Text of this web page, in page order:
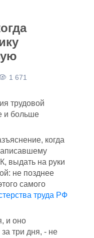
1 671
трудовой
и больше
когда
выдать на руки
не позднее
самого
труда РФ
и оно
три дня, - не